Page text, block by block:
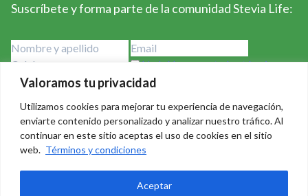
Valoramos tu privacidad
Utilizamos cookies para mejorar tu experiencia de navegación,
enviarte contenido personalizado y analizar nuestro tráfico. Al
continuar en este sitio aceptas el uso de cookies en el sitio
web. Términos y condiciones
Aceptar
Suscríbete y forma parte de la comunidad Stevia Life:
He leído y acepto los términos y
condiciones
Stevia Life 2023-2024 - Derechos Reservados Creado por
Política de privacidad